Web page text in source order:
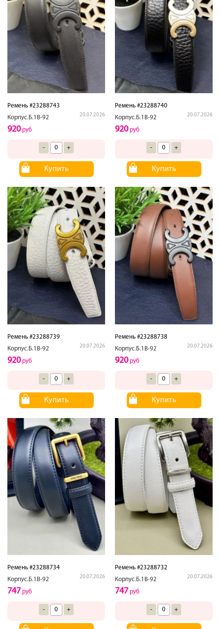
Ремень #23288743
Корпус.Б.1В-92
20.07.2026
920руб
- +
Купить
Ремень #23288740
Корпус.Б.1В-92
20.07.2026
920руб
- +
Купить
Ремень #23288739
Корпус.Б.1В-92
20.07.2026
920руб
- +
Купить
Ремень #23288738
Корпус.Б.1В-92
20.07.2026
920руб
- +
Купить
Ремень #23288734
Корпус.Б.1В-92
20.07.2026
747 руб
- +
Ремень #23288732
Корпус.Б.1В-92
20.07.2026
747 руб
- +